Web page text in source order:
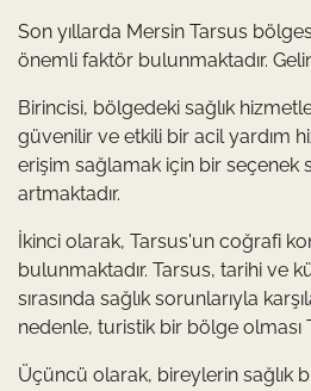
Son yıllarda Mersin Tarsus
önemli faktör bulunmaktadır.
Birincisi, bölgedeki sağlık
güvenilir ve etkili bir acil yardım
erişim sağlamak için bir seçenek
artmaktadır.
İkinci olarak, Tarsus'un coğrafi
bulunmaktadır. Tarsus, tarihi ve
sırasında sağlık sorunlarıyla
nedenle, turistik bir bölge olması
Üçüncü olarak, bireylerin sağlık